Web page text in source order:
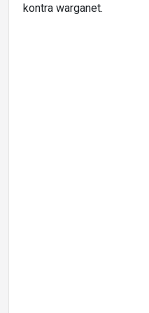
kontra warganet.